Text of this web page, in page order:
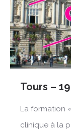
Tours –
La formation
clinique à la